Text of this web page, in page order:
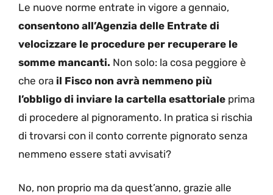
Le nuove norme entrate in vigore a gennaio,
consentono all’Agenzia delle Entrate di
velocizzare le procedure per recuperare le
somme mancanti. Non solo: la cosa peggiore è
che ora il Fisco non avrà nemmeno più
l’obbligo di inviare la cartella esattoriale prima
di procedere al pignoramento. In pratica si rischia
di trovarsi con il conto corrente pignorato senza
nemmeno essere stati avvisati?
No, non proprio ma da quest’anno, grazie alle